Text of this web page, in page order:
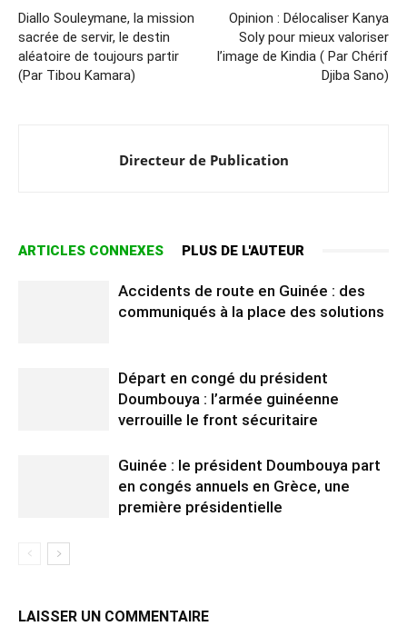
Diallo Souleymane, la mission
sacrée de servir, le destin
aléatoire de toujours partir
(Par Tibou Kamara)
Opinion : Délocaliser Kanya
Soly pour mieux valoriser
l’image de Kindia ( Par Chérif
Djiba Sano)
Directeur de Publication
ARTICLES CONNEXES PLUS DE L'AUTEUR
Accidents de route en Guinée : des
communiqués à la place des solutions
Départ en congé du président
Doumbouya : l’armée guinéenne
verrouille le front sécuritaire
Guinée : le président Doumbouya part
en congés annuels en Grèce, une
première présidentielle
LAISSER UN COMMENTAIRE